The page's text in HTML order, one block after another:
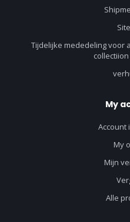
Tijdelijke mededeling voor
My
Account
My
Mijn
Alle